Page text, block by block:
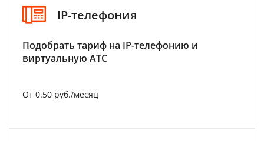
IP-телефония
Подобрать тариф на IP-телефонию и
виртуальную АТС
От 0.50 руб./месяц